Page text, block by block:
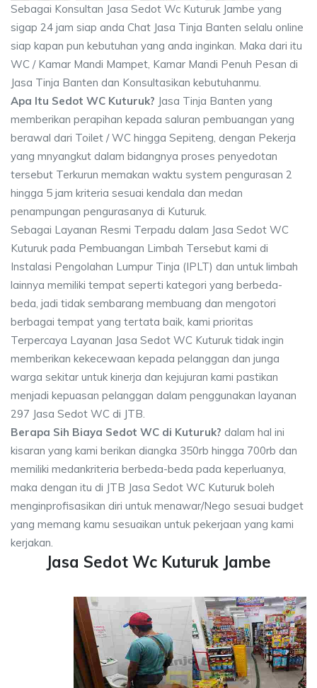
Sebagai Konsultan Jasa Sedot Wc Kuturuk Jambe yang
sigap 24 jam siap anda Chat Jasa Tinja Banten selalu online
siap kapan pun kebutuhan yang anda inginkan. Maka dari itu
WC / Kamar Mandi Mampet, Kamar Mandi Penuh Pesan di
Jasa Tinja Banten dan Konsultasikan kebutuhanmu.
Apa Itu Sedot WC Kuturuk? Jasa Tinja Banten yang
memberikan perapihan kepada saluran pembuangan yang
berawal dari Toilet / WC hingga Sepiteng, dengan Pekerja
yang mnyangkut dalam bidangnya proses penyedotan
tersebut Terkurun memakan waktu system pengurasan 2
hingga 5 jam kriteria sesuai kendala dan medan
penampungan pengurasanya di Kuturuk.
Sebagai Layanan Resmi Terpadu dalam Jasa Sedot WC
Kuturuk pada Pembuangan Limbah Tersebut kami di
Instalasi Pengolahan Lumpur Tinja (IPLT) dan untuk limbah
lainnya memiliki tempat seperti kategori yang berbeda-
beda, jadi tidak sembarang membuang dan mengotori
berbagai tempat yang tertata baik, kami prioritas
Terpercaya Layanan Jasa Sedot WC Kuturuk tidak ingin
memberikan kekecewaan kepada pelanggan dan junga
warga sekitar untuk kinerja dan kejujuran kami pastikan
menjadi kepuasan pelanggan dalam penggunakan layanan
297 Jasa Sedot WC di JTB.
Berapa Sih Biaya Sedot WC di Kuturuk? dalam hal ini
kisaran yang kami berikan diangka 350rb hingga 700rb dan
memiliki medankriteria berbeda-beda pada keperluanya,
maka dengan itu di JTB Jasa Sedot WC Kuturuk boleh
menginprofisasikan diri untuk menawar/Nego sesuai budget
yang memang kamu sesuaikan untuk pekerjaan yang kami
kerjakan.
Jasa Sedot Wc Kuturuk Jambe